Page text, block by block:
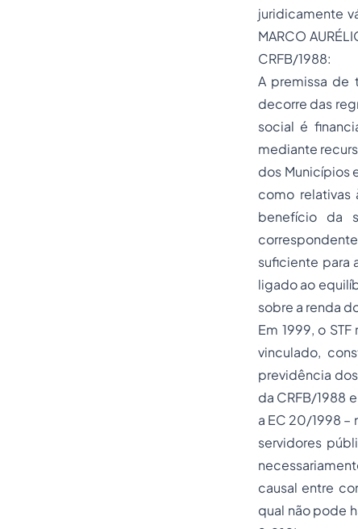
juridicamente
MARCO
CRFB/1988:
A premissa de
decorre das
social é
mediante
dos Municípios
como
benefício da
suficiente para
ligado ao
sobre a renda
Em 1999, o
vinculado,
previdência
da CRFB/1988
a EC 20/1998 –
servidores
causal entre
qual não pode